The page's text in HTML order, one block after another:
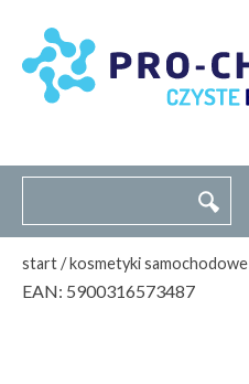
start/kosmetyki samochodowe
EAN: 5900316573487